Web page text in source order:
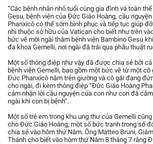
“Các bệnh nhân nhỏ tuổi cùng gia đình và toàn
Gesu, bệnh viện của Đức Giáo Hoàng, cầu
Phanxicô có thể sớm bình phục và tiếp tục giúp
nhi thuộc sở hữu của Vatican cho biết như trên
bức vẽ mời ngài thăm bệnh viện Bambino Gesu
đa khoa Gemelli, nơi ngài đã trải qua phẫu thuật
Một số thông điệp như vậy đã được chia sẻ bởi
bệnh viện Gemelli, bao gồm một bức vẽ từ một cô
Đức Phanxicô nằm trên giường và cô gái đang
cho ngài, đi kèm thông điệp “Đức Giáo Hoàng
cảm nhận lời cầu nguyện của con như con đã
ngài khi con bị bệnh”.
Một số trẻ em trong khu ung thư của Gemelli
cho Đức Giáo Hoàng, một số bức tranh trong số
chia sẻ vào hôm thứ Năm. Ông Matteo Bruni,
Thánh cho biết vào hôm thứ Năm 8 tháng 7 rằng